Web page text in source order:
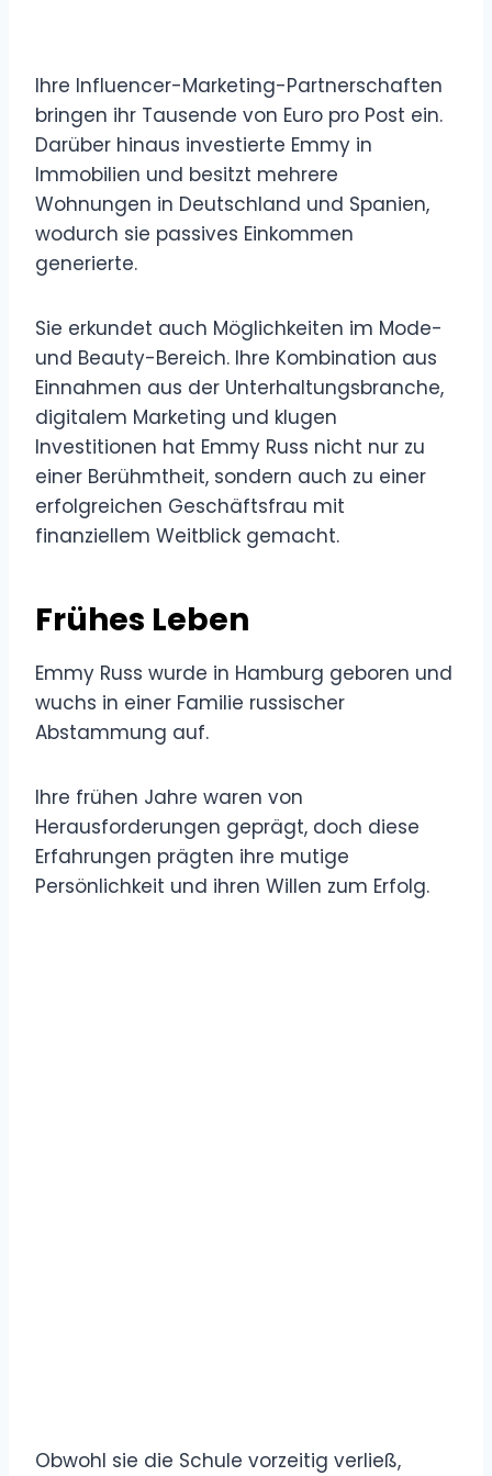
Ihre Influencer-Marketing-Partnerschaften
bringen ihr Tausende von Euro pro Post ein.
Darüber hinaus investierte Emmy in
Immobilien und besitzt mehrere
Wohnungen in Deutschland und Spanien,
wodurch sie passives Einkommen
generierte.
Sie erkundet auch Möglichkeiten im Mode-
und Beauty-Bereich. Ihre Kombination aus
Einnahmen aus der Unterhaltungsbranche,
digitalem Marketing und klugen
Investitionen hat Emmy Russ nicht nur zu
einer Berühmtheit, sondern auch zu einer
erfolgreichen Geschäftsfrau mit
finanziellem Weitblick gemacht.
Frühes Leben
Emmy Russ wurde in Hamburg geboren und
wuchs in einer Familie russischer
Abstammung auf.
Ihre frühen Jahre waren von
Herausforderungen geprägt, doch diese
Erfahrungen prägten ihre mutige
Persönlichkeit und ihren Willen zum Erfolg.
Obwohl sie die Schule vorzeitig verließ,